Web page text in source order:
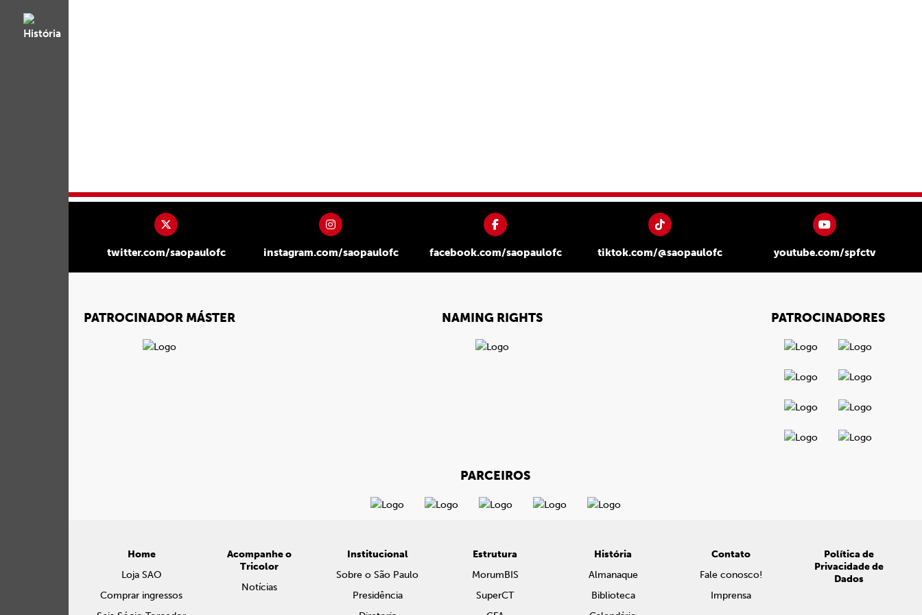
twitter.com/saopaulofc instagram.com/saopaulofc facebook.com/saopaulofc tiktok.com/@saopaulofc youtube.com/spfctv
PATROCINADOR MÁSTER NAMING RIGHTS PATROCINADORES
PARCEIROS
Home
Loja SAO
Comprar ingressos
Acompanhe o
Tricolor
Notícias
Institucional
Sobre o São Paulo
Presidência
Estrutura
MorumBIS
SuperCT
História
Almanaque
Biblioteca
Contato
Fale conosco!
Imprensa
Política de
Privacidade de
Dados